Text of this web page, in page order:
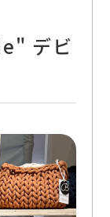
デビ